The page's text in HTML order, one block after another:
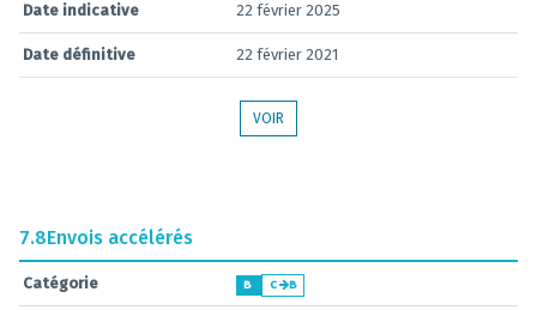
Date indicative 22 février 2025
Date définitive 22 février 2021
VOIR
7.8Envois accélérés
Catégorie B C B